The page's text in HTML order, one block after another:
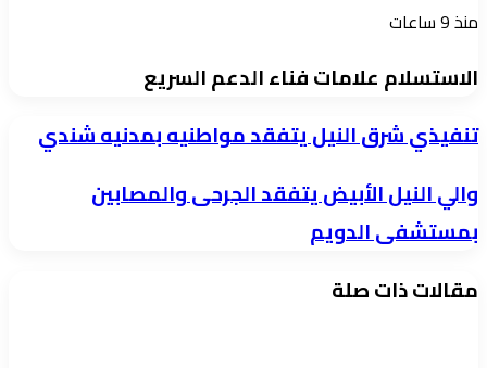
منذ 9 ساعات
الاستسلام علامات فناء الدعم السريع
تنفيذي
النيل
يتفقد
بمدنيه
تنفيذي شرق النيل يتفقد مواطنيه بمدنيه شندي
والي
النيل
يتفقد
والي النيل الأبيض يتفقد الجرحى والمصابين
بمستشفى الدويم
مقالات ذات صلة